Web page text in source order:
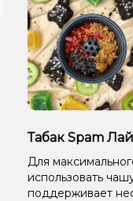
Табак Spam
Для
использовать
поддерживает